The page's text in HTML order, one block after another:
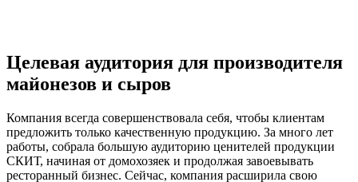
Целевая аудитория для производителя
майонезов и сыров
Компания всегда совершенствовала себя, чтобы клиентам
предложить только качественную продукцию. За много лет
работы, собрала большую аудиторию ценителей продукции
СКИТ, начиная от домохозяек и продолжая завоевывать
ресторанный бизнес. Сейчас, компания расширила свою